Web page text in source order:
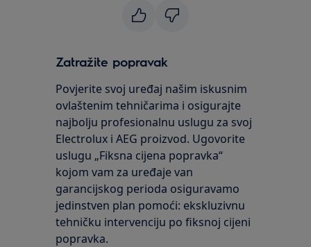
Zatražite popravak
Povjerite svoj uređaj našim iskusnim
ovlaštenim tehničarima i osigurajte
najbolju profesionalnu uslugu za svoj
Electrolux i AEG proizvod. Ugovorite
uslugu „Fiksna cijena popravka“
kojom vam za uređaje van
garancijskog perioda osiguravamo
jedinstven plan pomoći: ekskluzivnu
tehničku intervenciju po fiksnoj cijeni
popravka.